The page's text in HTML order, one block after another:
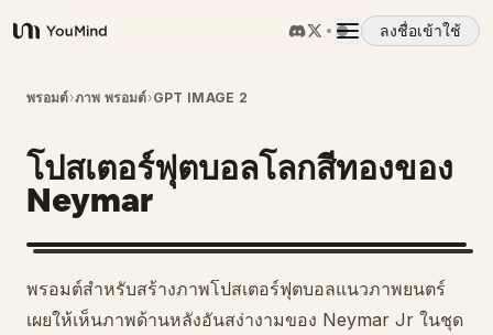
YouMind
ลงชื่อเข้าใช้
ภาพรวม
กรณีการใช้งาน
ทักษะ
พรอมต์
พรอมต์›ภาพ พรอมต์›GPT IMAGE 2
โปสเตอร์ฟุตบอลโลกสีทองของ
Neymar
พรอมต์สำหรับสร้างภาพโปสเตอร์ฟุตบอลแนวภาพยนตร์
เผยให้เห็นภาพด้านหลังอันสง่างามของ Neymar Jr ในชุด